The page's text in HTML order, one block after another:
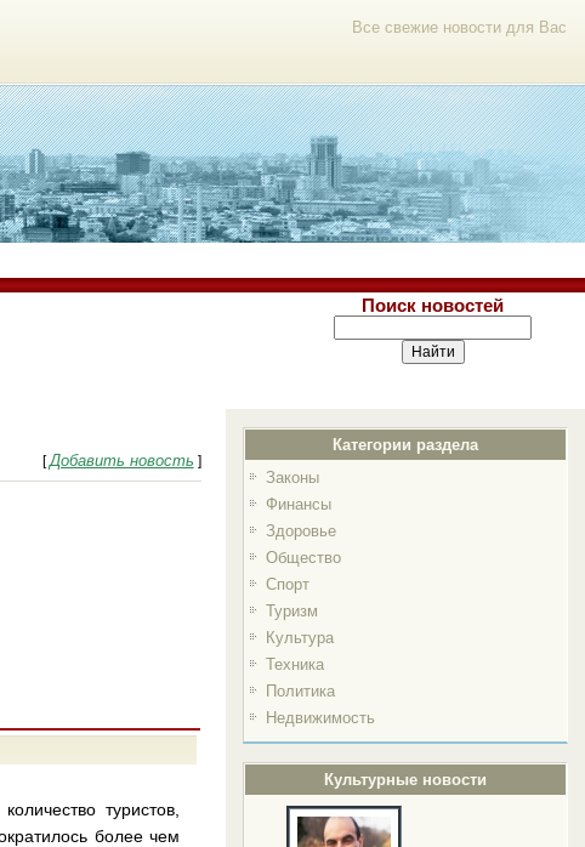
Все свежие новости для Вас
Поиск новостей
Категории раздела
Законы
Финансы
Здоровье
Общество
Спорт
Туризм
Культура
Техника
Политика
Недвижимость
Культурные новости
[Добавить новость ]
туристов,
более чем